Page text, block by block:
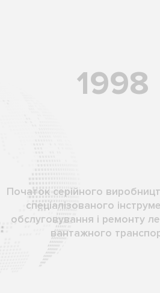
1998
Початок серійного
спеціалізованого
обслуговування і ремонту
вантажного